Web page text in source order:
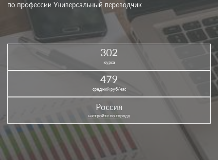
по профессии Универсальный переводчик
302
курса
479
средний руб/час
Россия
настройте по городу